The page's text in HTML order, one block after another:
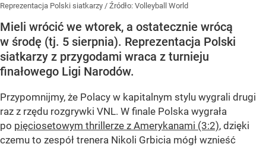
Reprezentacja Polski siatkarzy / Źródło: Volleyball World
Mieli wrócić we wtorek, a ostatecznie wrócą
w środę (tj. 5 sierpnia). Reprezentacja Polski
siatkarzy z przygodami wraca z turnieju
finałowego Ligi Narodów.
Przypomnijmy, że Polacy w kapitalnym stylu wygrali drugi
raz z rzędu rozgrywki VNL. W finale Polska wygrała
po pięciosetowym thrillerze z Amerykanami (3:2), dzięki
czemu to zespół trenera Nikoli Grbicia mógł wznieść